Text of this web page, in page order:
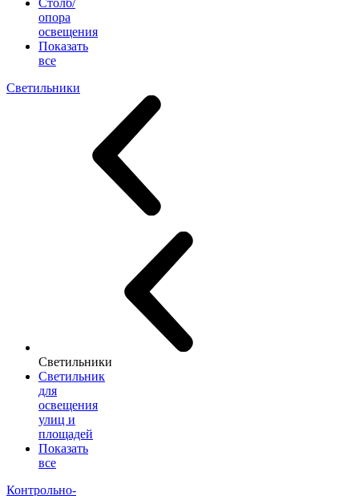
Столб/
опора
освещения
Показать
все
Светильники
Светильники
Светильник
для
освещения
улиц и
площадей
Показать
все
Контрольно-